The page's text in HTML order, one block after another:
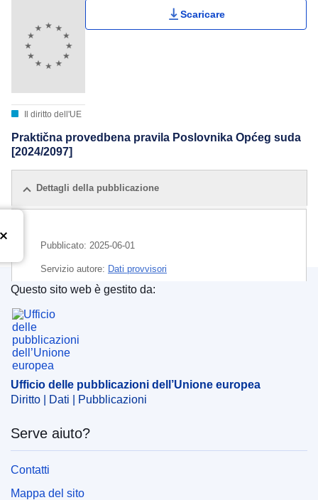
Il diritto dell'UE
Scaricare
Praktična provedbena pravila Poslovnika Općeg suda
[2024/2097]
Dettagli della pubblicazione
Pubblicato: 2025-06-01
Servizio autore: Dati provvisori
Ufficio delle pubblicazioni dell’Unione europea
Questo sito web è gestito da:
Ufficio delle pubblicazioni dell’Unione europea
Diritto | Dati | Pubblicazioni
Serve aiuto?
Contatti
Mappa del sito